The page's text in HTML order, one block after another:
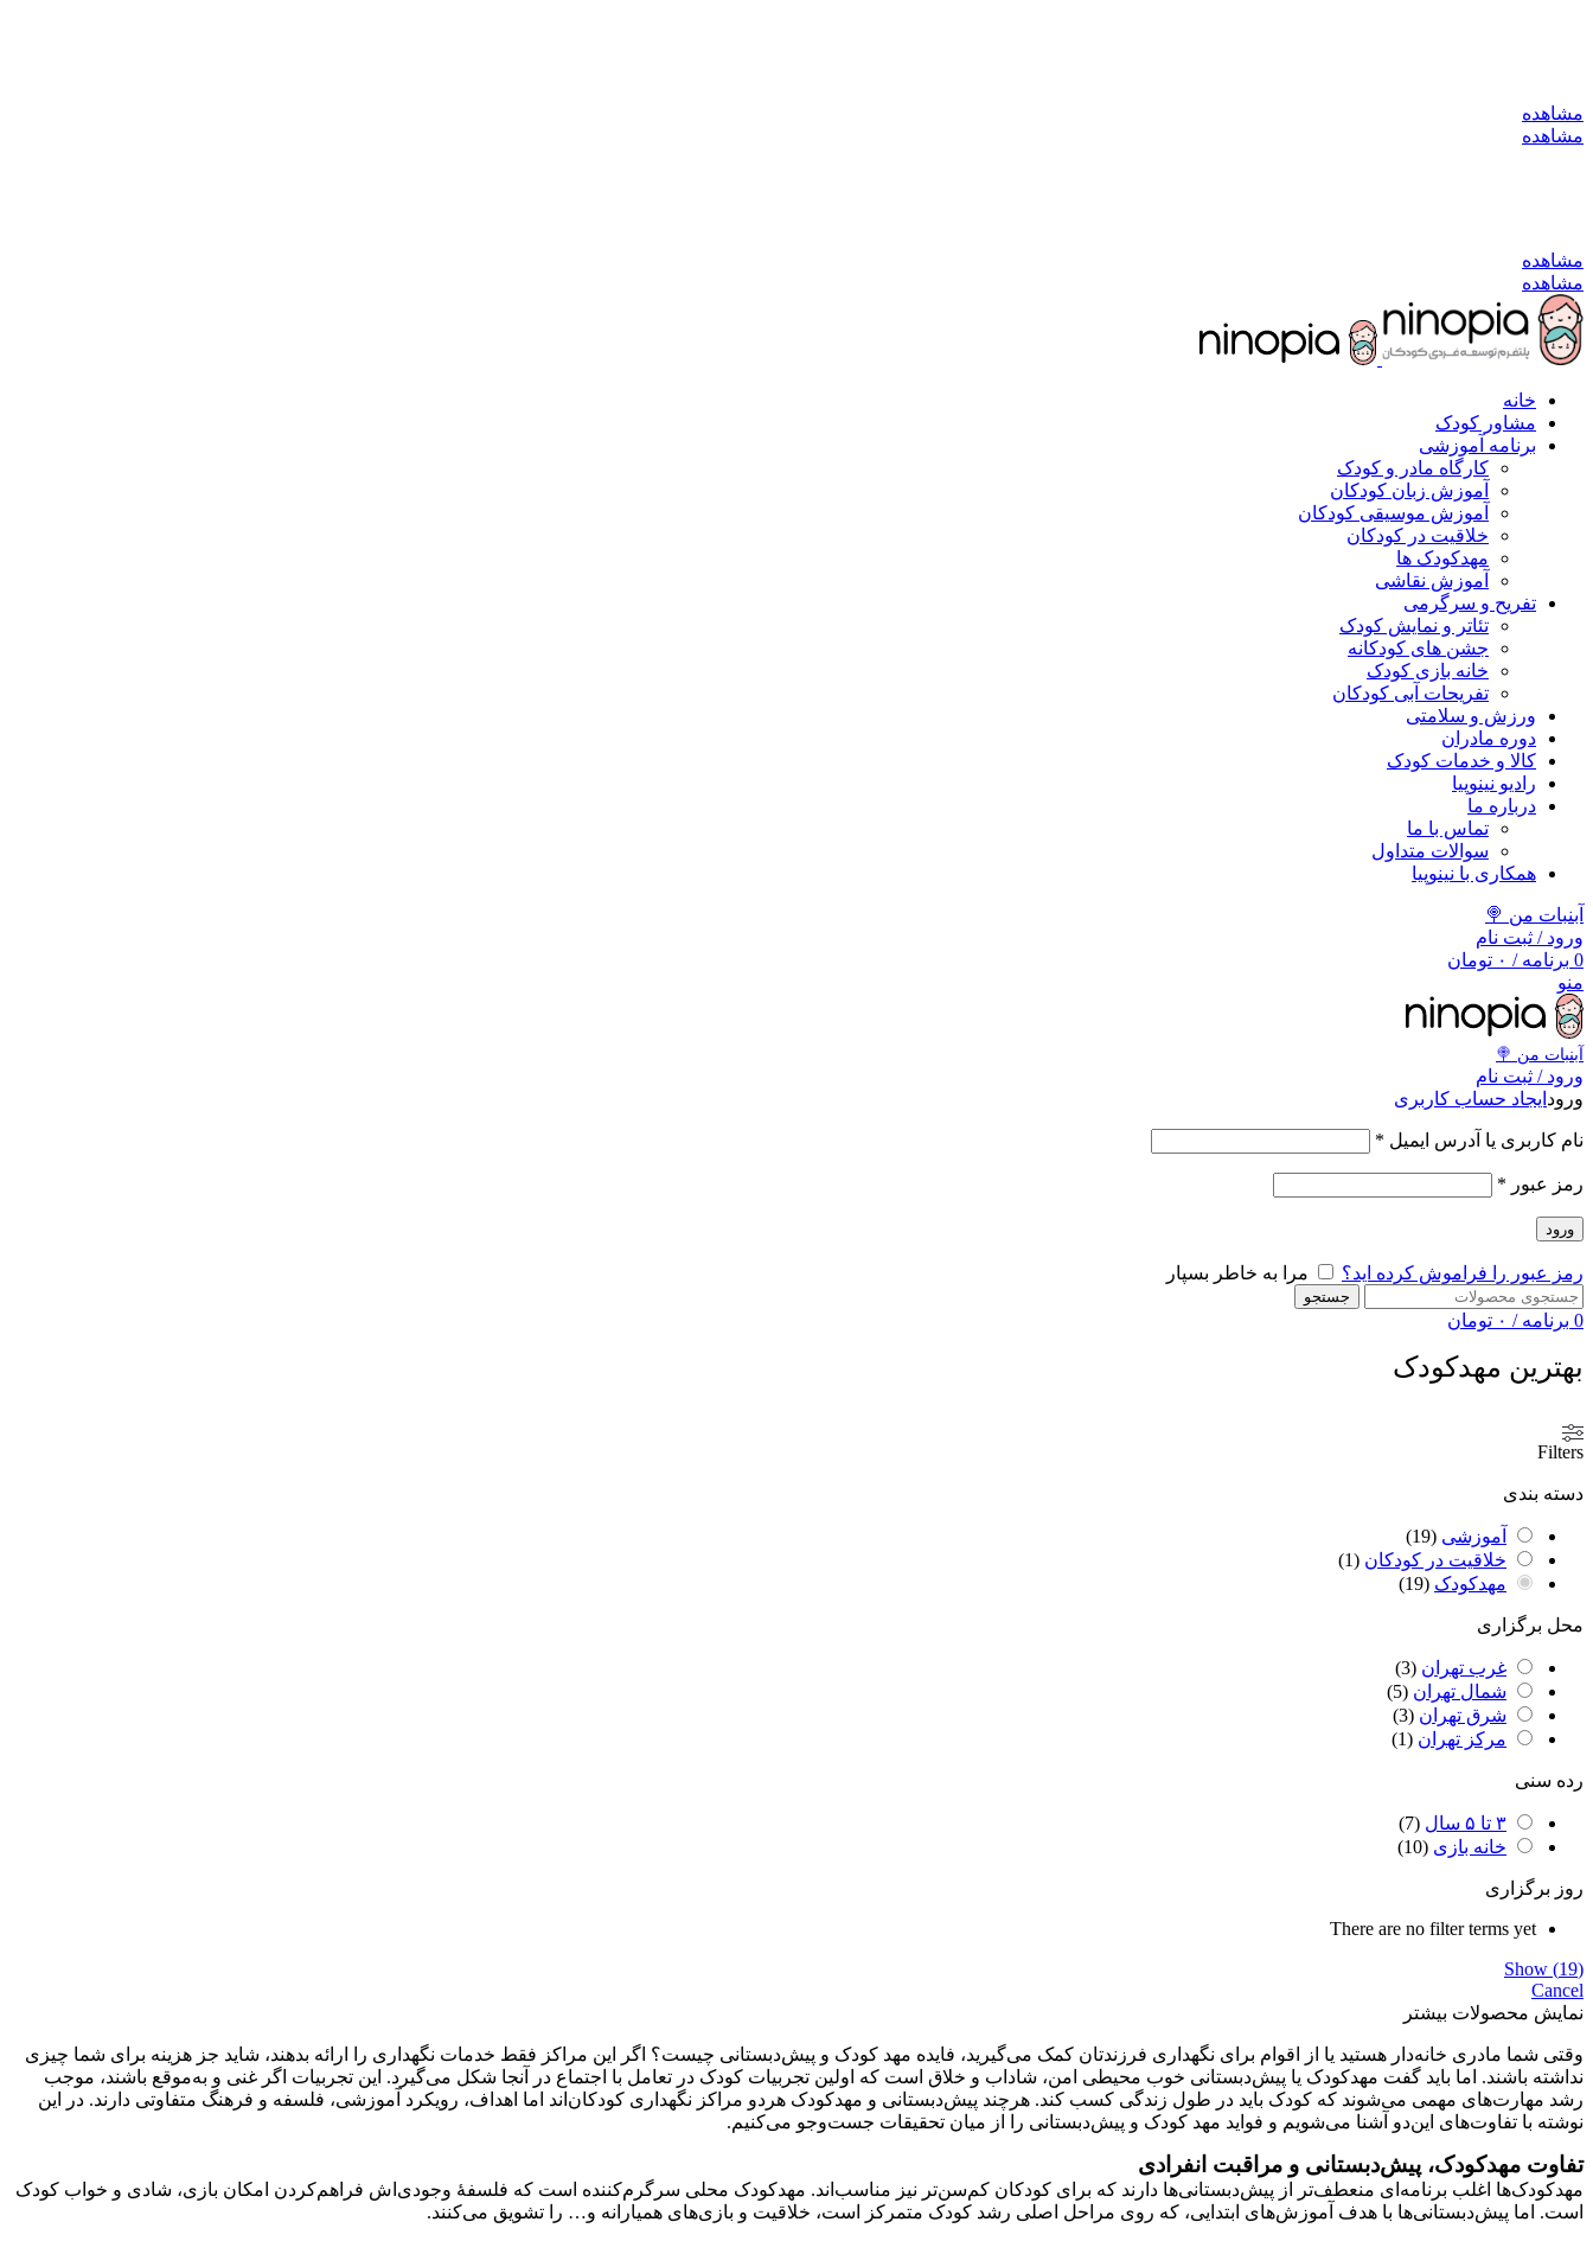
مشاهده
مشاهده
مشاهده
مشاهده
خانه
مشاور کودک
برنامه آموزشی
کارگاه مادر و کودک
آموزش زبان کودکان
آموزش موسیقی کودکان
خلاقیت در کودکان
مهد‌کودک ها
آموزش نقاشی
تفریح و سرگرمی
تئاتر و نمایش کودک
جشن های کودکانه
خانه بازی کودک
تفریحات آبی کودکان
ورزش و سلامتی
دوره مادران
کالا و خدمات کودک
رادیو نینوپیا
درباره ما
تماس با ما
سوالات متداول
همکاری با نینوپیا
آبنبات من 🍭
ورود / ثبت نام
0 برنامه / ۰ تومان
منو
آبنبات‌ من 🍭
ورود / ثبت نام
ورود ایجاد حساب کاربری
نام کاربری یا آدرس ایمیل *
رمز عبور *
ورود
رمز عبور را فراموش کرده اید؟ مرا به خاطر بسپار
جستجو
0 برنامه / ۰ تومان
بهترین مهدکودک
Filters
دسته بندی
آموزشی (
19
)
خلاقیت در کودکان (
1
)
مهدکودک (
19
)
محل برگزاری
غرب تهران (
3
)
شمال تهران (
5
)
شرق تهران (
3
)
مرکز تهران (
1
)
رده سنی
۳ تا ۵ سال (
7
)
خانه بازی (
10
)
روز برگزاری
There are no filter terms yet
Show (19)
Cancel
نمایش محصولات بیشتر
وقتی شما مادری خانه‌دار هستید یا از اقوام برای نگهداری فرزندتان کمک می‌گیرید، فایده مهد کودک و پیش‌دبستانی چیست؟ اگر این مراکز فقط خدمات نگهداری را ارائه بدهند، شاید جز هزینه برای شما چیزی
نداشته باشند. اما باید گفت مهدکودک یا پیش‌دبستانی خوب محیطی امن، شاداب و خلاق است که اولین تجربیات کودک در تعامل با اجتماع در آنجا شکل می‌گیرد. این تجربیات اگر غنی و به‌موقع باشند، موجب
رشد مهارت‌های مهمی می‌شوند که کودک باید در طول زندگی کسب کند. هرچند پیش‌دبستانی‌ و مهدکودک‌ هردو مراکز نگهداری کودکان‌اند اما اهداف، رویکرد آموزشی، فلسفه و فرهنگ متفاوتی دارند. در این
نوشته با تفاوت‌های این‌دو آشنا می‌شویم و فواید مهد کودک و پیش‌دبستانی را از میان تحقیقات جست‌وجو می‌کنیم.
تفاوت مهد‌کودک، پیش‌دبستانی و مراقبت انفرادی
مهدکودک‌ها اغلب برنامه‌ای منعطف‌تر از پیش‌دبستانی‌ها دارند که برای کودکان کم‌سن‌تر نیز مناسب‌اند. مهدکودک محلی سرگرم‌کننده است که فلسفهٔ وجودی‌اش فراهم‌کردن امکان بازی، شادی و خواب کودک
است. اما پیش‌دبستانی‌ها با هدف آموزش‌های ابتدایی، که روی مراحل اصلی رشد کودک متمرکز است، خلاقیت و بازی‌های همیارانه و… را تشویق می‌کنند.